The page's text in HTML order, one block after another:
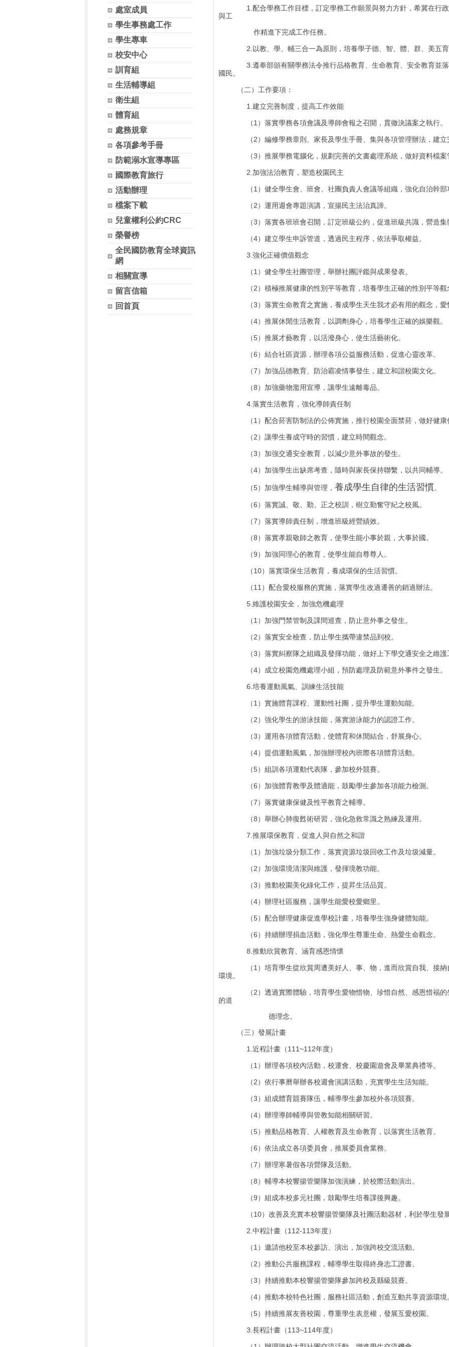
處室成員
學生事務處工作
學生專車
校安中心
訓育組
生活輔導組
衛生組
體育組
處務規章
各項參考手冊
防範溺水宣導專區
國際教育旅行
活動辦理
檔案下載
兒童權利公約CRC
榮譽榜
全民國防教育全球資訊
網
相關宣導
留言信箱
回首頁
1. 配合學務工作目標，訂定學務工作願景與努力方針，希冀在行
與工
作精進下完成工作任務。
2. 以教、學、輔三合一為原則，培養學子德、智、體、群、美五
3. 遵奉部頒有關學務法令推行品格教育、生命教育、安全教育並
國民。
（二）工作要項：
1. 建立完善制度，提高工作效能
（ 1 ）落實學務各項會議及導師會報之召開，貫徹決議案之執行。
（ 2 ）編修學務章則、家長及學生手冊、集與各項管理辦法，建
（3 ）推展學務電腦化，規劃完善的文書處理系統，做好資料檔
2. 加強法治教育，塑造校園民主
（ 1 ）健全學生會、班會、社團負責人會議等組織，強化自治幹部
（ 2 ）運用週會專題演講，宣揚民主法治真諦。
（3 ）落實各班班會召開，訂定班級公約，促進班級共識，營造
（4）建立學生申訴管道，透過民主程序，依法爭取權益。
3. 強化正確價值觀念
（ 1 ）健全學生社團管理，舉辦社團評鑑與成果發表。
（ 2 ）積極推展健康的性別平等教育，培養學生正確的性別平等觀
（3 ）落實生命教育之實施，養成學生天生我才必有用的觀念，
（4）推展休閒生活教育，以調劑身心，培養學生正確的娛樂觀。
（5）推展才藝教育，以活潑身心，使生活藝術化。
（6 ）結合社區資源，辦理各項公益服務活動，促進心靈改革。
（7 ）加強品德教育、防治霸凌情事發生，建立和諧校園文化。
（8 ）加強藥物濫用宣導，讓學生遠離毒品。
4. 落實生活教育，強化導師責任制
（ 1 ）配合菸害防制法的公佈實施，推行校園全面禁菸，做好健康
（ 2 ）讓學生養成守時的習慣，建立時間觀念。
（3 ）加強交通安全教育，以減少意外事故的發生。
（4）加強學生出缺席考查，隨時與家長保持聯繫，以共同輔導。
（5）加強學生輔導與管理， 養成學生自律的生活習慣。
（6 ） 落實誠、敬、勤、正之校訓，樹立勤奮守紀之校風。
（7 ）落實導師責任制，增進班級經營績效。
（8 ）落實孝親敬師之教育，使學生能小事於親，大事於國。
（9 ）加強同理心的教育，使學生能自尊尊人。
（ 10）落實環保生活教育，養成環保的生活習慣。
（ 11 ）配合愛校服務的實施，落實學生改過遷善的銷過辦法。
5. 維護校園安全，加強危機處理
（ 1 ）加強門禁管制及課間巡查，防止意外事之發生。
（ 2 ）落實安全檢查，防止學生攜帶違禁品到校。
（3 ）落實糾察隊之組織及發揮功能，做好上下學交通安全之維護
（4）成立校園危機處理小組，預防處理及防範意外事件之發生。
6. 培養運動風氣、訓練生活技能
（ 1 ）實施體育課程、運動性社團，提升學生運動知能。
（ 2 ）強化學生的游泳技能，落實游泳能力的認證工作。
（3 ）運用各項體育活動，使體育和休閒結合，舒展身心。
（4）提倡運動風氣，加強辦理校內班際各項體育活動。
（5）組訓各項運動代表隊，參加校外競賽。
（6 ）加強體育教學及體適能，鼓勵學生參加各項能力檢測。
（7 ）落實健康保健及性平教育之輔導。
（8 ）舉辦心肺復甦術研習，強化急救常識之熟練及運用。
7. 推展環保教育，促進人與自然之和諧
（ 1 ）加強垃圾分類工作，落實資源垃圾回收工作及垃圾減量。
（ 2 ）加強環境清潔與維護，發揮境教功能。
（3 ）推動校園美化綠化工作，提昇生活品質。
（4）辦理社區服務，讓學生能愛校愛鄉里。
（5）配合辦理健康促進學校計畫，培養學生強身健體知能。
（6 ）持續辦理捐血活動，強化學生尊重生命、熱愛生命觀念。
8. 推動欣賞教育、涵育感恩情懷
（ 1 ）培育學生從欣賞周遭美好人、事、物，進而欣賞自我、接
環境。
（ 2 ）透過實際體驗，培育學生愛物惜物、珍惜自然、感恩惜福
的道
德理念。
（三）發展計畫
1. 近程計畫（ 111~112年度）
（ 1 ）辦理各項校內活動，校運會、校慶園遊會及畢業典禮等。
（ 2 ）依行事曆舉辦各校週會演講活動，充實學生生活知能。
（3 ）組成體育競賽隊伍，輔導學生參加校外各項競賽。
（4）辦理導師輔導與管教知能相關研習。
（5）推動品格教育、人權教育及生命教育，以落實生活教育。
（6 ）依法成立各項委員會，推展委員會業務。
（7 ）辦理寒暑假各項營隊及活動。
（8 ）輔導本校響揚管樂隊加強演練，於校際活動演出。
（9 ）組成本校多元社團，鼓勵學生培養課後興趣。
（ 10）改善及充實本校響揚管樂隊及社團活動器材，利於學生發
2. 中程計畫（ 112-113年度）
（ 1 ）邀請他校至本校參訪、演出，加強跨校交流活動。
（ 2 ）推動公共服務課程，輔導學生取得終身志工證書。
（3 ）持續推動本校響揚管樂隊參加跨校及縣級競賽。
（4）推動本校特色社團，服務社區活動，創造互動共享資源環境
（5）持續推展友善校園，尊重學生表意權，發展互愛校園。
3. 長程計畫（ 113~114年度）